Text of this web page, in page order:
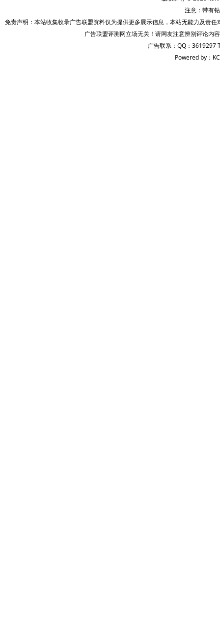
注意：带有
免责声明：本站收集收录广告联盟资料仅为提供更多展示信息，本站无能力及责
广告联盟评测网立场无关！请网友注意辨别评论内
广告联系：QQ：3619297
Powered by：